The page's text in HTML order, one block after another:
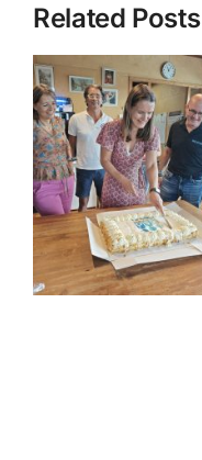
Related Posts